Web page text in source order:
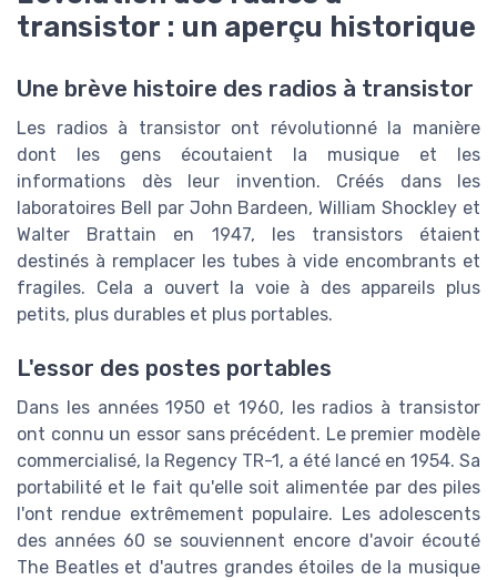
transistor : un aperçu historique
Une brève histoire des radios à transistor
Les radios à transistor ont révolutionné la manière
dont les gens écoutaient la musique et les
informations dès leur invention. Créés dans les
laboratoires Bell par John Bardeen, William Shockley et
Walter Brattain en 1947, les transistors étaient
destinés à remplacer les tubes à vide encombrants et
fragiles. Cela a ouvert la voie à des appareils plus
petits, plus durables et plus portables.
L'essor des postes portables
Dans les années 1950 et 1960, les radios à transistor
ont connu un essor sans précédent. Le premier modèle
commercialisé, la Regency TR-1, a été lancé en 1954. Sa
portabilité et le fait qu'elle soit alimentée par des piles
l'ont rendue extrêmement populaire. Les adolescents
des années 60 se souviennent encore d'avoir écouté
The Beatles et d'autres grandes étoiles de la musique